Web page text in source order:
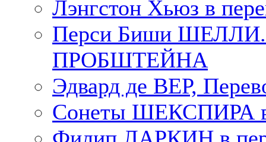
Лэнгстон Хьюз в
Перси Биши ШЕЛЛИ.
ПРОБШТЕЙНА
Эдвард де ВЕР,
Сонеты ШЕКСПИРА в